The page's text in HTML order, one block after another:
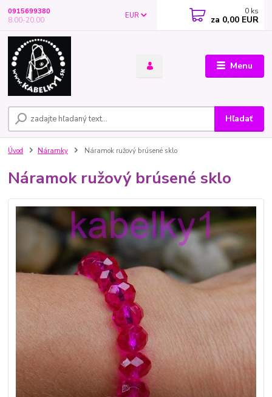
Menu
EUR
Hľadať
0915699380
8.00-20.00
0 ks
za 0,00 EUR
Úvod Náramky Náramok ružový brúsené sklo
Náramok ružový brúsené sklo